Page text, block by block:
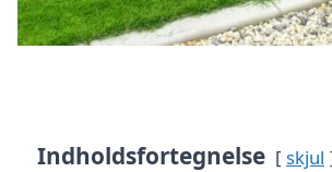
Indholdsfortegnelse skjul